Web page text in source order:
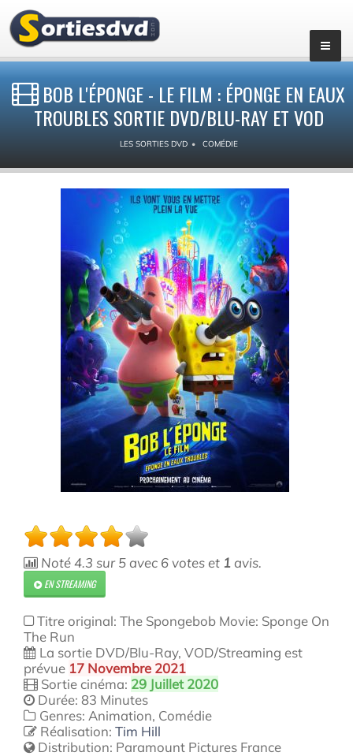
BOB L'ÉPONGE - LE FILM : ÉPONGE EN EAUX
TROUBLES SORTIE DVD/BLU-RAY ET VOD
LES SORTIES DVD COMÉDIE
Noté4.3 sur5 avec 6votes et 1 avis.
EN STREAMING
Titre original: The Spongebob Movie: Sponge On
The Run
La sortie DVD/Blu-Ray, VOD/Streaming est
prévue 17 Novembre 2021
Sortie cinéma: 29 Juillet 2020
Durée: 83 Minutes
Genres: Animation, Comédie
Réalisation: Tim Hill
Distribution: Paramount Pictures France